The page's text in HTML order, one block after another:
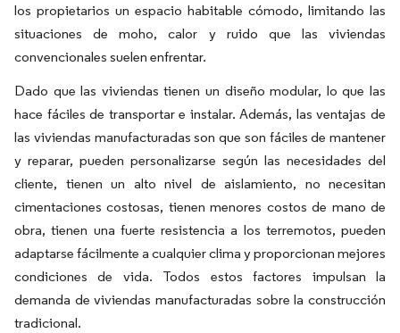
los propietarios un espacio habitable cómodo, limitando las
situaciones de moho, calor y ruido que las viviendas
convencionales suelen enfrentar.
Dado que las viviendas tienen un diseño modular, lo que las
hace fáciles de transportar e instalar. Además, las ventajas de
las viviendas manufacturadas son que son fáciles de mantener
y reparar, pueden personalizarse según las necesidades del
cliente, tienen un alto nivel de aislamiento, no necesitan
cimentaciones costosas, tienen menores costos de mano de
obra, tienen una fuerte resistencia a los terremotos, pueden
adaptarse fácilmente a cualquier clima y proporcionan mejores
condiciones de vida. Todos estos factores impulsan la
demanda de viviendas manufacturadas sobre la construcción
tradicional.